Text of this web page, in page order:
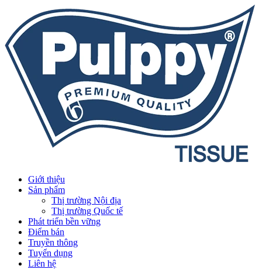
Giới thiệu
Sản phẩm
Thị trường Nội địa
Thị trường Quốc tế
Phát triển bền vững
Điểm bán
Truyền thông
Tuyển dụng
Liên hệ